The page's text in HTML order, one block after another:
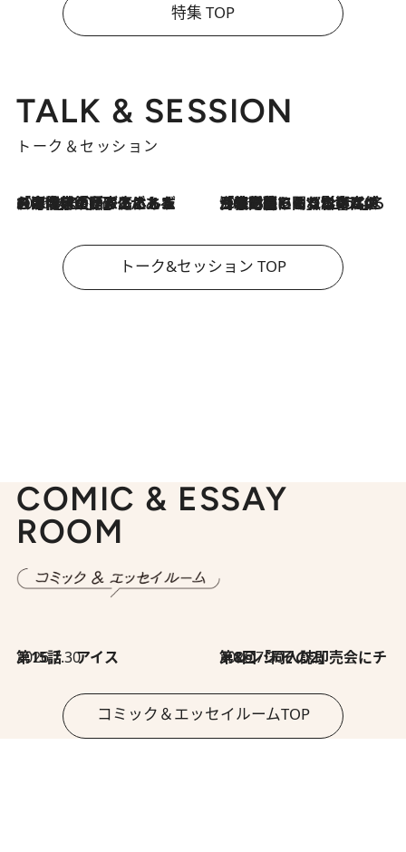
特集 TOP
TALK & SESSION
トーク＆セッション
2026.8.3
「今後値上げがあるとすれば…」「リスクがあるのは今年の冬」エネルギー専門家が語る、ホルムズ海峡封鎖が家庭にもたらす“ある心配” 2026.8.3
「住宅建てられない…」「サーチャージ料の高値が続いている」ホルムズ海峡封鎖による影響はいつまで続く？《エネルギー専門家に聞く“どうなる日本の暮らし”》
トーク&セッション TOP
COMIC & ESSAY
ROOM
2026.7.30
第15話 アイス 2026.7.30
第8回「同人誌即売会にチャレンジ その2」
コミック＆エッセイルームTOP